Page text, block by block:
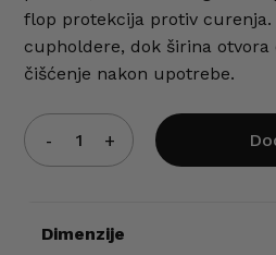
flop protekcija protiv curenja.
cupholdere, dok širina otvora
čišćenje nakon upotrebe.
Dimenzije
Sačuvaj moje
mesto u ovom